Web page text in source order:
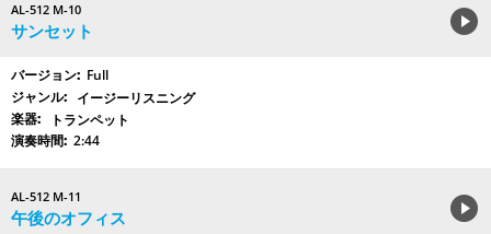
AL-512 M-10
サンセット
Full
イージーリスニング
トランペット
2:44
AL-512 M-11
午後のオフィス